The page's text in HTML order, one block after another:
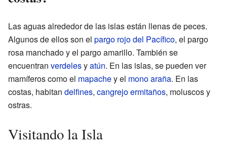
Las aguas alrededor de las islas están llenas de peces.
Algunos de ellos son el pargo rojo del Pacífico, el pargo
rosa manchado y el pargo amarillo. También se
encuentran verdelesyatún. En las islas, se pueden ver
mamíferos como el mapachey el mono araña. En las
costas, habitan delfines, cangrejo ermitaños, moluscos y
ostras.
Visitando la Isla